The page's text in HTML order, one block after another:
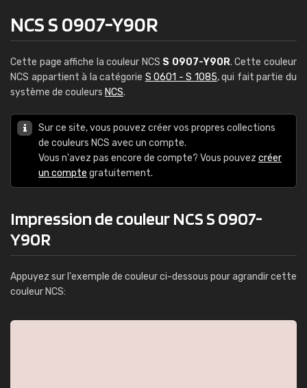
NCS S 0907-Y90R
Cette page affiche la couleur NCS S 0907-Y90R. Cette couleur
NCS appartient à la catégorie S 0601 - S 1085, qui fait partie du
système de couleurs NCS.
Sur ce site, vous pouvez créer vos propres collections
de couleurs NCS avec un compte.
Vous n'avez pas encore de compte? Vous pouvez créer
un compte gratuitement.
Impression de couleur NCS S 0907-
Y90R
Appuyez sur l'exemple de couleur ci-dessous pour agrandir cette
couleur NCS: